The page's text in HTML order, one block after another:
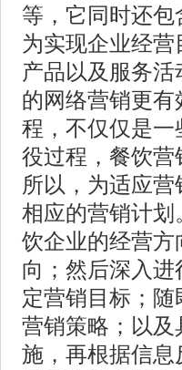
等，它同时还
为实现企业经
产品以及服务
的网络营销更
程，不仅仅是
役过程，餐饮
所以，为适应
相应的营销计
饮企业的经营
向；然后深入
定营销目标；
营销策略；以
施，再根据信